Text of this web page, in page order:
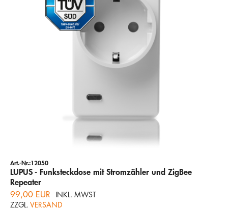
Art.-Nr.:12050
LUPUS - Funksteckdose mit Stromzähler und ZigBee
Repeater
99,00 EUR
INKL. MWST
ZZGL. VERSAND